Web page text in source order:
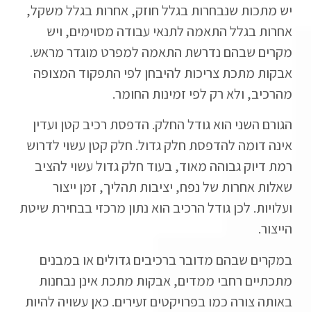
יש מתכות שנבחרות בגלל חוזק, אחרות בגלל משקל,
אחרות בגלל התאמה לתנאי עבודה מסוימים, ויש
מקרים שבהם נדרשת התאמה למפרט מוגדר מראש.
אבקות מתכת צריכות להיבחן לפי התפקוד המצופה
מהרכיב, ולא רק לפי זמינות החומר.
הגורם השני הוא גודל החלק. הדפסת רכיב קטן ועדין
אינה דומה להדפסת חלק גדול. חלק קטן עשוי לדרוש
רמת דיוק גבוהה מאוד, בעוד חלק גדול עשוי להציב
שאלות אחרות של נפח, יציבות תהליך, זמן ייצור
ועלויות. לכן גודל הרכיב הוא נתון מרכזי בבחירת שיטת
הייצור.
במקרים שבהם מדובר ברכיבים גדולים או במבנים
מתכתיים רחבי ממדים, אבקות מתכת אינן נבחנות
באותה צורה כמו בפרויקטים זעירים. כאן עשויה להיות